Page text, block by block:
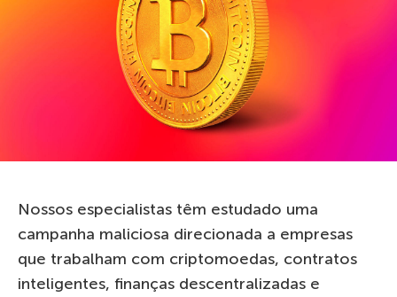
Nossos especialistas têm estudado uma
campanha maliciosa direcionada a empresas
que trabalham com criptomoedas, contratos
inteligentes, finanças descentralizadas e